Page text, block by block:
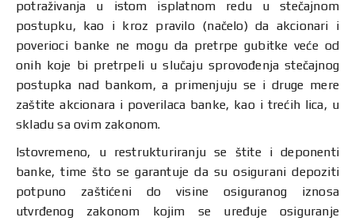
potraživanja u istom isplatnom redu u stečajnom
postupku, kao i kroz pravilo (načelo) da akcionari i
poverioci banke ne mogu da pretrpe gubitke veće od
onih koje bi pretrpeli u slučaju sprovođenja stečajnog
postupka nad bankom, a primenjuju se i druge mere
zaštite akcionara i poverilaca banke, kao i trećih lica, u
skladu sa ovim zakonom.
Istovremeno, u restrukturiranju se štite i deponenti
banke, time što se garantuje da su osigurani depoziti
potpuno zaštićeni do visine osiguranog iznosa
utvrđenog zakonom kojim se uređuje osiguranje